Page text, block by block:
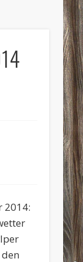
2014: